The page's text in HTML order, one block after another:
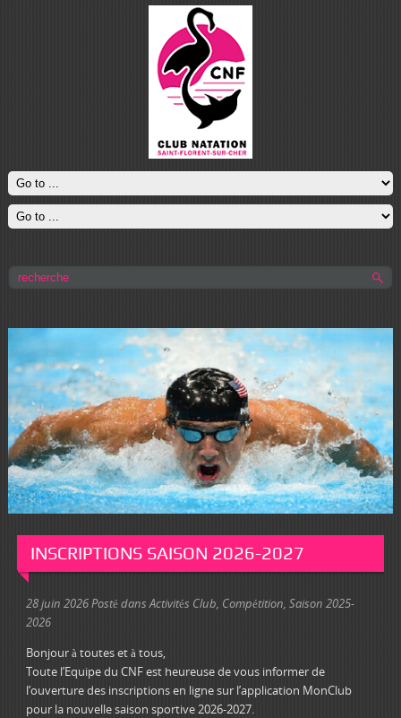
INSCRIPTIONS SAISON 2026-2027
28 juin 2026Posté dansActivités Club, Compétition, Saison 2025-
2026
Bonjour à toutes et à tous,
Toute l’Equipe du CNF est heureuse de vous informer de
l’ouverture des inscriptions en ligne sur l’application MonClub
pour la nouvelle saison sportive 2026-2027.